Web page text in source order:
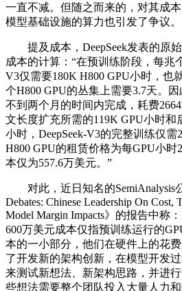
一直不减。但随之而来的，对其成
模型基础设施的算力也引发了争议。
提及成本，DeepSeek发表的原
成本的计算：“在预训练阶段，每兆
V3仅需要180K H800 GPU小时，也
个H800 GPU的丛集上需要3.7天。
不到两个月的时间内完成，耗费
文长度扩充所需的119K GPU小时和
小时，DeepSeek-V3的完整训练仅
H800 GPU的租赁价格为每GPU小
本仅为557.6万美元。”
对此，近日知名的SemiAnalysis
Debates: Chinese Leadership On Cost,
Model Margin Impacts》的报告中称
600万美元成本仅指预训练运行的
本的一小部分，他们在硬件上的花
了开发新的架构创新，在模型开发
来测试新想法、新架构思路，并进
些想法需要整个团队投入大量人力